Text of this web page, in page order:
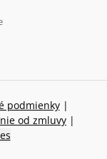
podmienky |
od zmluvy |